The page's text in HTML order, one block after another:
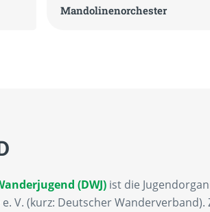
Mandolinenorchester
(DWJ) ist die
V. (kurz: Deutscher